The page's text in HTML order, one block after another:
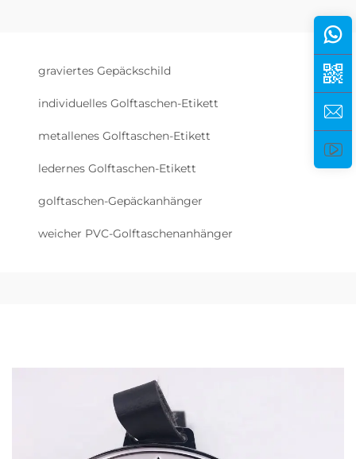
graviertes Gepäckschild
individuelles Golftaschen-Etikett
metallenes Golftaschen-Etikett
ledernes Golftaschen-Etikett
golftaschen-Gepäckanhänger
weicher PVC-Golftaschenanhänger